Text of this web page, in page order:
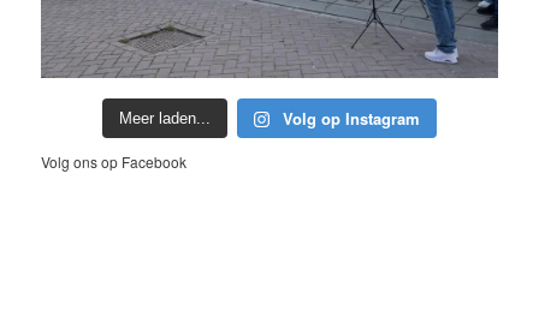
Meer laden... Volg op Instagram
Volg ons op Facebook